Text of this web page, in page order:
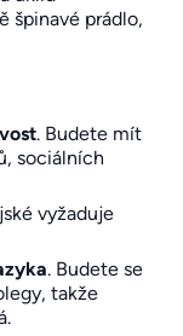
špinavé prádlo,
. Budete mít
sociálních
vyžaduje
. Budete se
takže